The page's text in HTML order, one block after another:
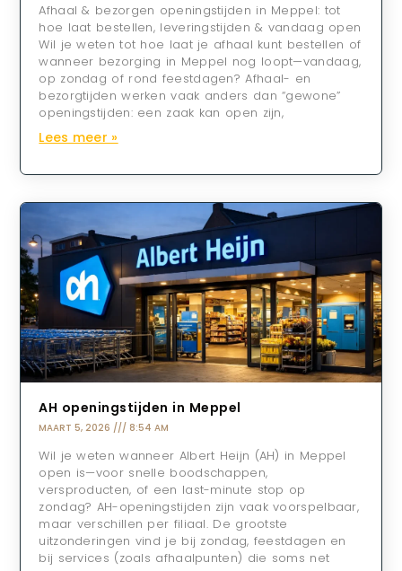
Afhaal & bezorgen openingstijden in Meppel: tot
hoe laat bestellen, leveringstijden & vandaag open
Wil je weten tot hoe laat je afhaal kunt bestellen of
wanneer bezorging in Meppel nog loopt—vandaag,
op zondag of rond feestdagen? Afhaal- en
bezorgtijden werken vaak anders dan “gewone”
openingstijden: een zaak kan open zijn,
Lees meer »
AH openingstijden in Meppel
MAART 5, 2026 8:54 AM
Wil je weten wanneer Albert Heijn (AH) in Meppel
open is—voor snelle boodschappen,
versproducten, of een last-minute stop op
zondag? AH-openingstijden zijn vaak voorspelbaar,
maar verschillen per filiaal. De grootste
uitzonderingen vind je bij zondag, feestdagen en
bij services (zoals afhaalpunten) die soms net